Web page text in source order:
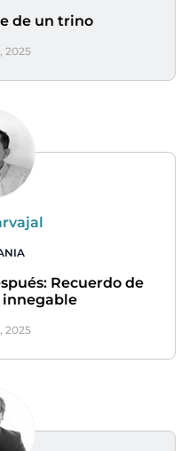
de un trino
2025
Recuerdo de
2025